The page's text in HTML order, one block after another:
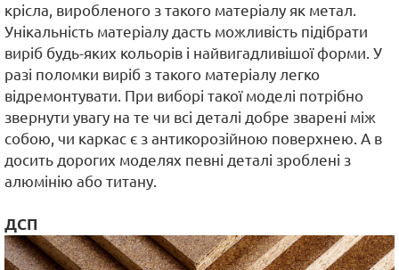
крісла, виробленого з такого матеріалу як метал.
Унікальність матеріалу дасть можливість підібрати
виріб будь-яких кольорів і найвигадливішої форми. У
разі поломки виріб з такого матеріалу легко
відремонтувати. При виборі такої моделі потрібно
звернути увагу на те чи всі деталі добре зварені між
собою, чи каркас є з антикорозійною поверхнею. А в
досить дорогих моделях певні деталі зроблені з
алюмінію або титану.
ДСП